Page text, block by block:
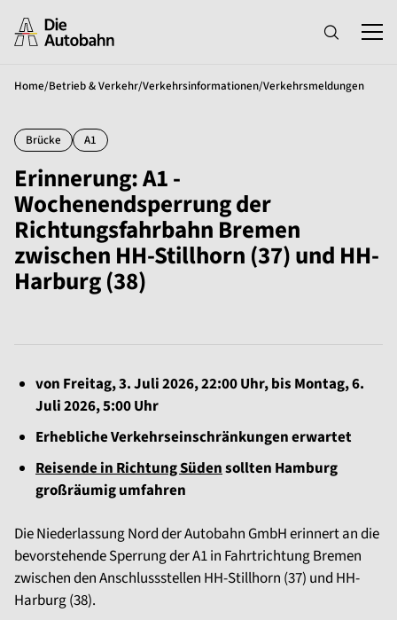
Home/Betrieb & Verkehr/Verkehrsinformationen/Verkehrsmeldungen
Brücke A1
Erinnerung: A1 -
Wochenendsperrung der
Richtungsfahrbahn Bremen
zwischen HH-Stillhorn (37) und HH-
Harburg (38)
von Freitag, 3. Juli 2026, 22:00 Uhr, bis Montag, 6.
Juli 2026, 5:00 Uhr
Erhebliche Verkehrseinschränkungen erwartet
Reisende in Richtung Südensollten Hamburg
großräumig umfahren
Die Niederlassung Nord der Autobahn GmbH erinnert an die
bevorstehende Sperrung der A1 in Fahrtrichtung Bremen
zwischen den Anschlussstellen HH-Stillhorn (37) und HH-
Harburg (38).